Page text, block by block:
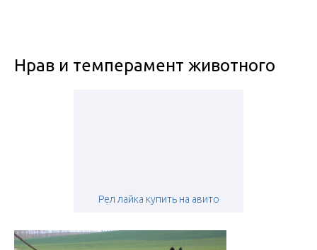
Нрав и темперамент животного
Рел лайка купить на авито